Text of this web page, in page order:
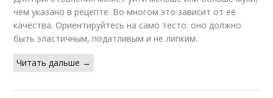
чем указано в рецепте. Во многом это зависит от её
качества. Ориентируйтесь на само тесто: оно должно
быть эластичным, податливым и не липким.
Читать дальше →